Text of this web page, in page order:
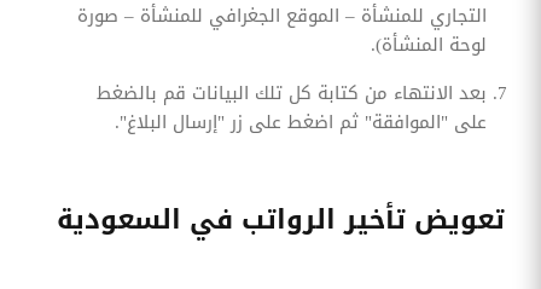
التجاري للمنشأة – الموقع الجغرافي للمنشأة – صورة
لوحة المنشأة).
بعد الانتهاء من كتابة كل تلك البيانات قم بالضغط
على "الموافقة" ثم اضغط على زر "إرسال البلاغ".
تعويض تأخير الرواتب في السعودية